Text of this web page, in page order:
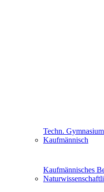
Techn.
Kaufmännisch
Kaufmännisches